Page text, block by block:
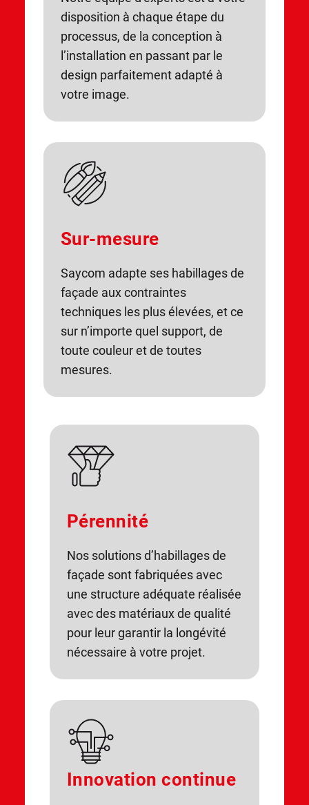
disposition à chaque étape du
processus, de la conception à
l’installation en passant par le
design parfaitement adapté à
votre image.
Sur-mesure
Saycom adapte ses habillages de
façade aux contraintes
techniques les plus élevées, et ce
sur n’importe quel support, de
toute couleur et de toutes
mesures.
Pérennité
Nos solutions d’habillages de
façade sont fabriquées avec
une structure adéquate réalisée
avec des matériaux de qualité
pour leur garantir la longévité
nécessaire à votre projet.
Innovation continue